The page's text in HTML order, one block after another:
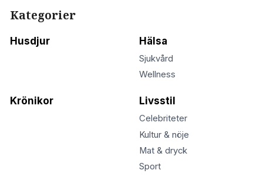
Kategorier
Husdjur Hälsa
Sjukvård
Wellness
Krönikor Livsstil
Celebriteter
Kultur & nöje
Mat & dryck
Sport